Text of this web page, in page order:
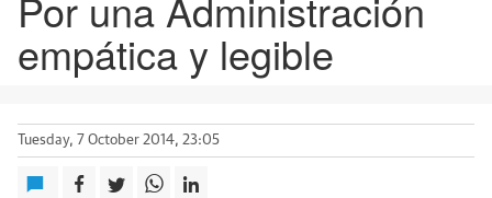
empática y legible
Tuesday, 7 October 2014, 23:05